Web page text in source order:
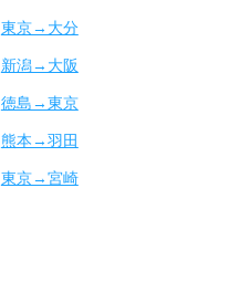
東京→大分
新潟→大阪
徳島→東京
熊本→羽田
東京→宮崎